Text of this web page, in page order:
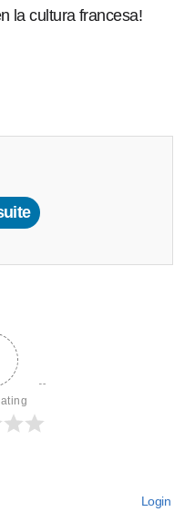
la cultura francesa!
Login